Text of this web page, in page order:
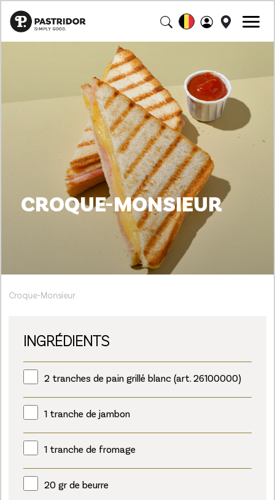
CROQUE-MONSIEUR
Croque-Monsieur
INGRÉDIENTS
2 tranches de pain grillé blanc (art. 26100000)
1 tranche de jambon
1 tranche de fromage
20 gr de beurre